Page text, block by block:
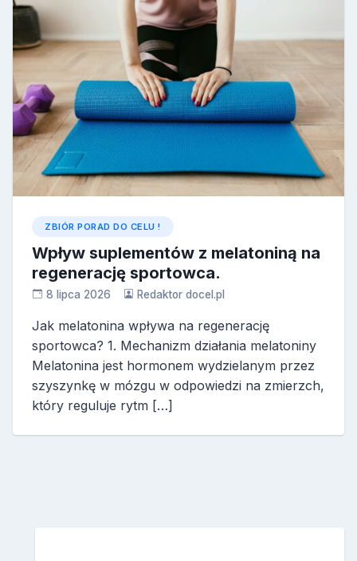
ZBIÓR PORAD DO CELU !
Wpływ suplementów z melatoniną na
regenerację sportowca.
8 lipca 2026 Redaktor docel.pl
Jak melatonina wpływa na regenerację
sportowca? 1. Mechanizm działania melatoniny
Melatonina jest hormonem wydzielanym przez
szyszynkę w mózgu w odpowiedzi na zmierzch,
który reguluje rytm […]